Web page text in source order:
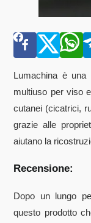
Lumachina è una
multiuso per viso
cutanei (cicatrici,
grazie alle
aiutano la
Recensione:
Dopo un lungo
questo prodotto